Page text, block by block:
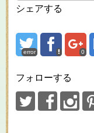
シェアする
error 0
フォローする